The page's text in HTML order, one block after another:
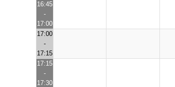
16:45
-
17:00
17:00
-
17:15
17:15
-
17:30